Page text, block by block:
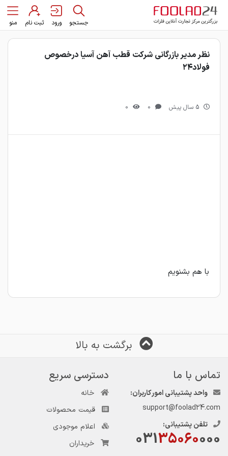
جستجو ورود ثبت نام منو
نظر مدیر بازرگانی شرکت قطب آهن آسیا درخصوص
فولاد۲۴
با هم بشنویم
برگشت به بالا
تماس با ما
واحد پشتیبانی امور کاربران:
support@foolad24.com
تلفن پشتیبانی:
03135060000
دسترسی سریع
خانه
قیمت محصولات
اعلام موجودی
خریداران